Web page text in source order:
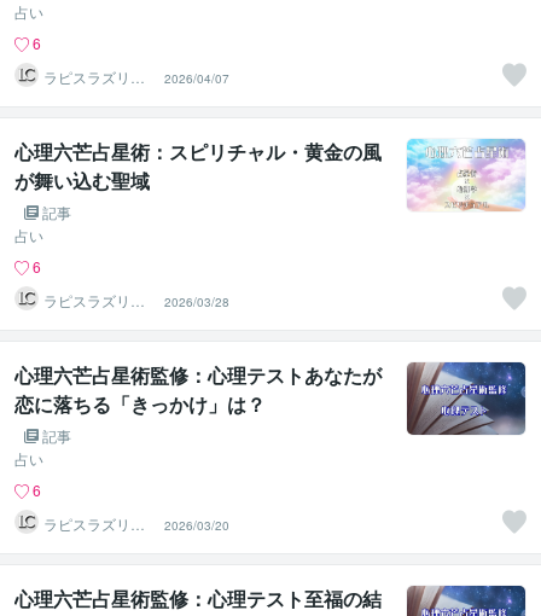
占い
6
ラピスラズリク
リエイト
2026/04/07
心理六芒占星術：スピリチャル・黄金の風
が舞い込む聖域
記事
占い
6
ラピスラズリク
リエイト
2026/03/28
心理六芒占星術監修：心理テストあなたが
恋に落ちる「きっかけ」は？
記事
占い
6
ラピスラズリク
リエイト
2026/03/20
心理六芒占星術監修：心理テスト至福の結